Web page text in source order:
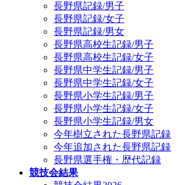
長野県記録/男子
長野県記録/女子
長野県記録/男女
長野県高校生記録/男子
長野県高校生記録/女子
長野県中学生記録/男子
長野県中学生記録/女子
長野県小学生記録/男子
長野県小学生記録/女子
長野県小学生記録/男女
今年樹立された長野県記録
今年追加された長野県記録
長野県選手権・歴代記録
競技会結果